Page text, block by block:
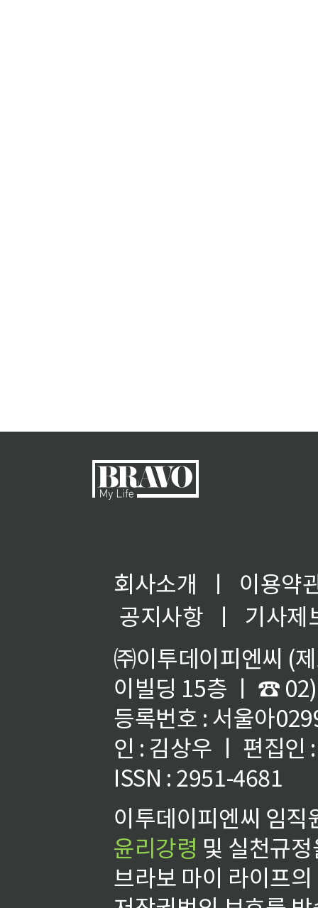
회사소개 ㅣ
이용약
공지사항
ㅣ
기사제
㈜이투데이피엔씨 (
이빌딩 15층 ㅣ ☎
등록번호 : 서울아
인 : 김상우 ㅣ 편집인
ISSN : 2951-4681
이투데이피엔씨 임
윤리강령 및 실천규
브라보 마이 라이프